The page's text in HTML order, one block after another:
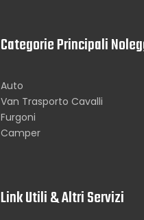
Categorie Principali
Auto
Van Trasporto Cavalli
Furgoni
Camper
Link Utili & Altri Servizi